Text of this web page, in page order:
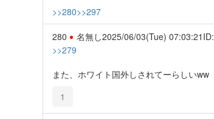
>>280>>297
280 名無し2025/06/03(Tue) 07:03:21 ID:
>>279
また、ホワイト国外しされてーらしいww
1